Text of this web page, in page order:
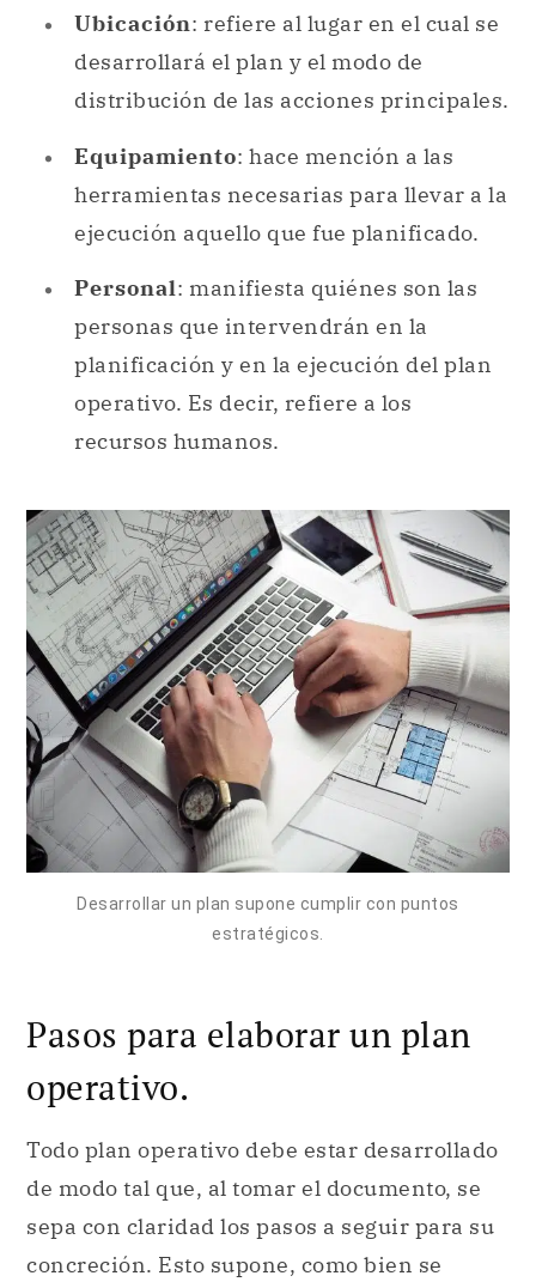
Ubicación: refiere al lugar en el cual se
desarrollará el plan y el modo de
distribución de las acciones principales.
Equipamiento: hace mención a las
herramientas necesarias para llevar a la
ejecución aquello que fue planificado.
Personal: manifiesta quiénes son las
personas que intervendrán en la
planificación y en la ejecución del plan
operativo. Es decir, refiere a los
recursos humanos.
Desarrollar un plan supone cumplir con puntos
estratégicos.
Pasos para elaborar un plan
operativo.
Todo plan operativo debe estar desarrollado
de modo tal que, al tomar el documento, se
sepa con claridad los pasos a seguir para su
concreción. Esto supone, como bien se